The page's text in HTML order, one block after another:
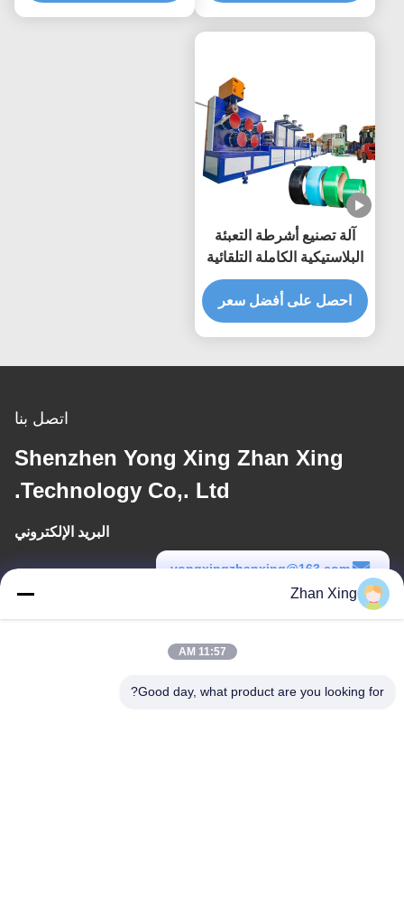
آلة تصنيع أشرطة التعبئة
البلاستيكية الكاملة التلقائية
احصل على أفضل سعر
اتصل بنا
Shenzhen Yong Xing Zhan Xing
Technology Co,. Ltd.
البريد الإلكتروني
yongxingzhanxing@163.com
Zhan Xing
11:57 AM
Good day, what product are you looking for?